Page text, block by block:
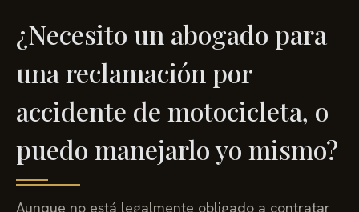
¿Necesito un abogado para
una reclamación por
accidente de motocicleta, o
puedo manejarlo yo mismo?
Aunque no está legalmente obligado a contratar